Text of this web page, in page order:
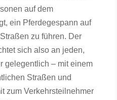
auf dem
ein Pferdegespann auf
zu führen. Der
sich also an jeden,
gelegentlich – mit einem
Straßen und
zum Verkehrsteilnehmer